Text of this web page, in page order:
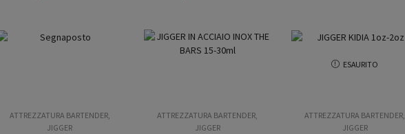
ATTREZZATURA BARTENDER,
JIGGER
ATTREZZATURA BARTENDER
JIGGER
ESAURITO
ATTREZZATURA BARTENDER
JIGGER